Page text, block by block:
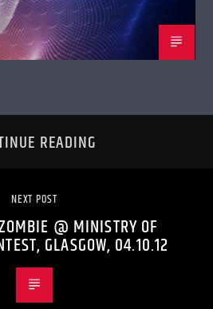
READING
NEXT POST
@ MINISTRY OF
GLASGOW, 04.10.12